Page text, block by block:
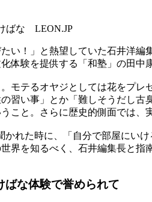
い！」と熱望していた石井洋
体験を提供する「和塾」の田中
モテるオヤジとしては花をプ
習い事」とか「難しそうだし
こと。さらに歴史的側面では、
かれた時に、「自分で部屋に
界を知るべく、石井編集長と指
ばな体験で誉められて